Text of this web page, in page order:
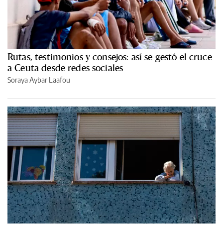
Rutas, testimonios y consejos: así se gestó el cruce
a Ceuta desde redes sociales
Soraya Aybar Laafou